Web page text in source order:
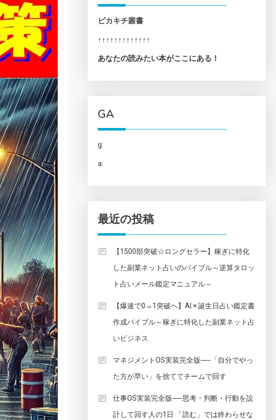
ピカキチ叢書
↑↑↑↑↑↑↑↑↑↑↑↑↑
あなたの読みたい本がここにある！
GA
g:
a:
最近の投稿
【1500部突破☆ロングセラー】稼ぎに特化
した副業ネット占いのバイブル～逆算タロッ
ト占いメール鑑定マニュアル～
【爆速で0→1突破へ】AI × 誕生日占い鑑定書
作成バイブル～稼ぎに特化した副業ネット占
いビジネス
マネジメントOS実装完全版──「自分でやっ
た方が早い」を捨ててチームで回す
仕事OS実装完全版──思考・判断・行動を設
計して回す人の1日 「読む」では終わらせな